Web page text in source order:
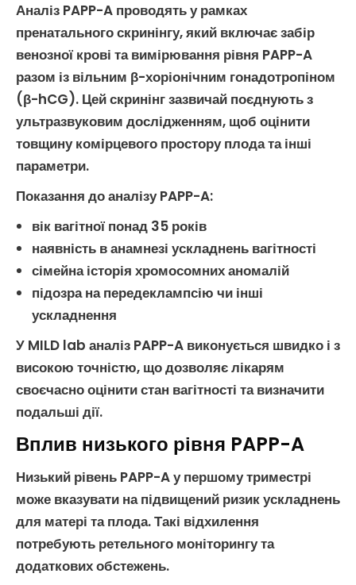
Аналіз PAPP-A проводять у рамках
пренатального скринінгу, який включає забір
венозної крові та вимірювання рівня PAPP-A
разом із вільним β-хоріонічним гонадотропіном
(β-hCG). Цей скринінг зазвичай поєднують з
ультразвуковим дослідженням, щоб оцінити
товщину комірцевого простору плода та інші
параметри.
Показання до аналізу PAPP-A:
вік вагітної понад 35 років
наявність в анамнезі ускладнень вагітності
сімейна історія хромосомних аномалій
підозра напередеклампсію чи інші
ускладнення
У MILD lab аналіз PAPP-A виконується швидко і з
високою точністю, що дозволяє лікарям
своєчасно оцінити стан вагітності та визначити
подальші дії.
Вплив низького рівня PAPP-A
Низький рівень PAPP-Aу першому триместрі
може вказувати на підвищений ризик ускладнень
для матері та плода. Такі відхилення
потребують ретельного моніторингу та
додаткових обстежень.